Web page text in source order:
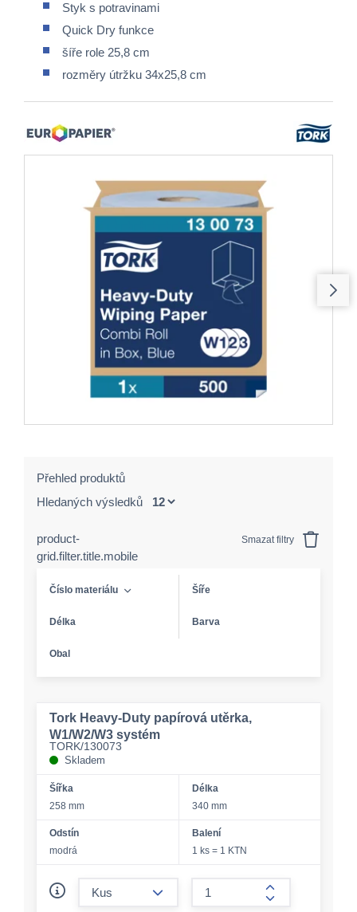
Styk s potravinami
Quick Dry funkce
šíře role 25,8 cm
rozměry útržku 34x25,8 cm
Přehled produktů
Hledaných výsledků
product-
grid.filter.title.mobile
Smazat filtry
Číslo materiálu Šíře
Délka Barva
Obal
Tork Heavy-Duty papírová utěrka,
W1/W2/W3 systém
TORK/130073
Skladem
Šířka
258 mm
Délka
340 mm
Odstín
modrá
Balení
1 ks = 1 KTN
form.increase-